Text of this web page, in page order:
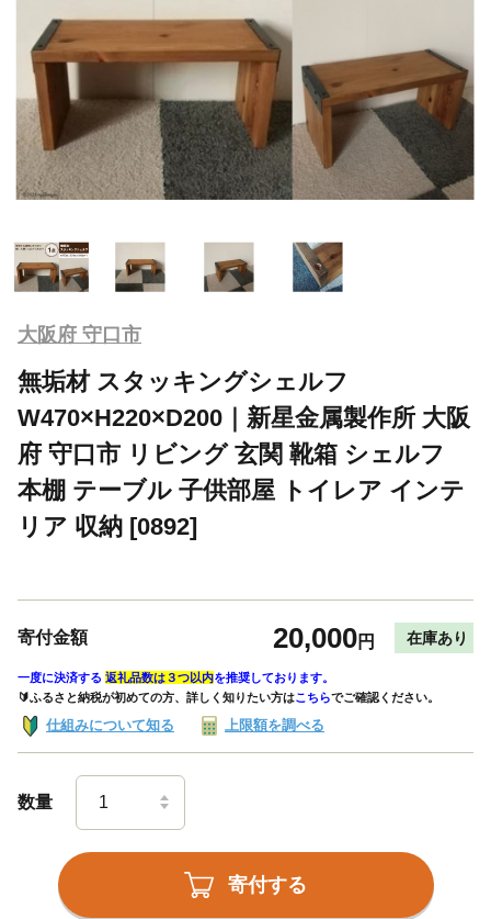
大阪府 守口市
無垢材 スタッキングシェルフ
W470×H220×D200｜新星金属製作所 大阪
府 守口市 リビング 玄関 靴箱 シェルフ
本棚 テーブル 子供部屋 トイレア インテ
リア 収納 [0892]
寄付金額 20,000円 在庫あり
一度に決済する 返礼品数は３つ以内を推奨しております。
🔰ふるさと納税が初めての方、詳しく知りたい方はこちらでご確認ください。
仕組みについて知る 上限額を調べる
数量
寄付する